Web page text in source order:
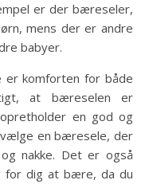
er der bæreseler,
mens der er andre
babyer.
er komforten for både
at bæreselen er
en god og
en bæresele, der
nakke. Det er også
for dig at bære, da du